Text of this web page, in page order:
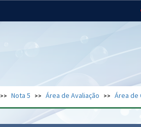
Ministério do
Regional
Gabinete de Segurança Advocacia-
Nota 5 Área de Avaliação Área de